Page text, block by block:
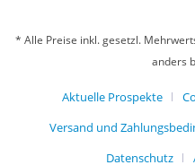
* Alle Preise inkl. gesetzl.
anders
Aktuelle Prospekte
Versand und
Datenschutz